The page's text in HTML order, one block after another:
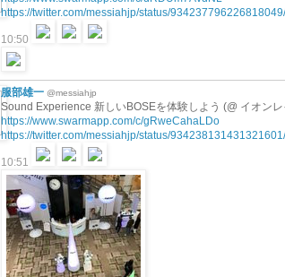
https://twitter.com/messiahjp/status/
10:50
服部雄一 @messiahjp
Sound Experience 新しいBOSEを体験しよう (@ イオン
https://www.swarmapp.com/c/gRweCahaLDo
https://twitter.com/messiahjp/status/
10:51